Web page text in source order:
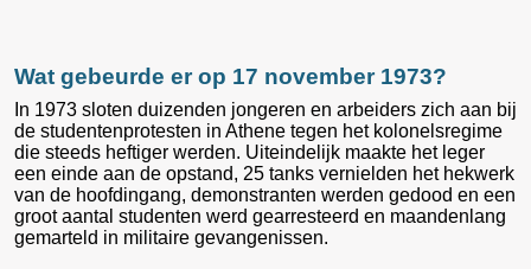
Wat gebeurde er op 17 november 1973?
In 1973 sloten duizenden jongeren en arbeiders zich aan bij
de studentenprotesten in Athene tegen het kolonelsregime
die steeds heftiger werden. Uiteindelijk maakte het leger
een einde aan de opstand, 25 tanks vernielden het hekwerk
van de hoofdingang, demonstranten werden gedood en een
groot aantal studenten werd gearresteerd en maandenlang
gemarteld in militaire gevangenissen.